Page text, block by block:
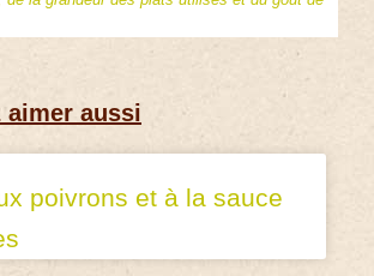
aimer aussi
poivrons et à la sauce